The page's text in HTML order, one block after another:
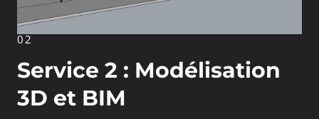
02
Service 2 : Modélisation
3D et BIM